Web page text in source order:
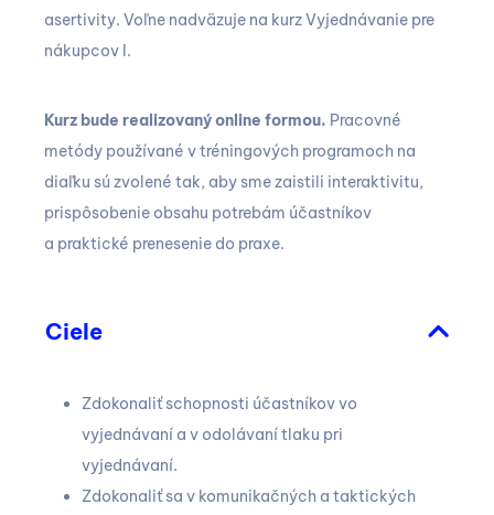
asertivity. Voľne nadväzuje na kurz Vyjednávanie pre
nákupcov I.
Kurz bude realizovaný online formou. Pracovné
metódy používané v tréningových programoch na
diaľku sú zvolené tak, aby sme zaistili interaktivitu,
prispôsobenie obsahu potrebám účastníkov
a praktické prenesenie do praxe.
Ciele
Zdokonaliť schopnosti účastníkov vo
vyjednávaní a v odolávaní tlaku pri
vyjednávaní.
Zdokonaliť sa v komunikačných a taktických